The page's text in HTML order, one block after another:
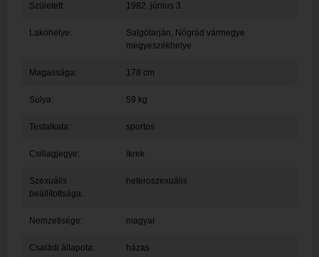
Született: 1982. június 3.
Lakóhelye: Salgótarján, Nógrád vármegye
megyeszékhelye
Magassága: 178 cm
Súlya: 59 kg
Testalkata: sportos
Csillagjegye: ikrek
Szexuális
beállítottsága:
heteroszexuális
Nemzetisége: magyar
Családi állapota: házas